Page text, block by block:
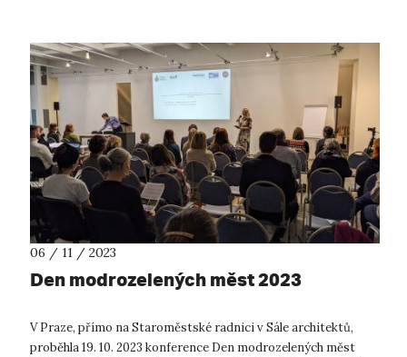
06 / 11 / 2023
Den modrozelených měst 2023
V Praze, přímo na Staroměstské radnici v Sále architektů,
proběhla 19. 10. 2023 konference Den modrozelených měst